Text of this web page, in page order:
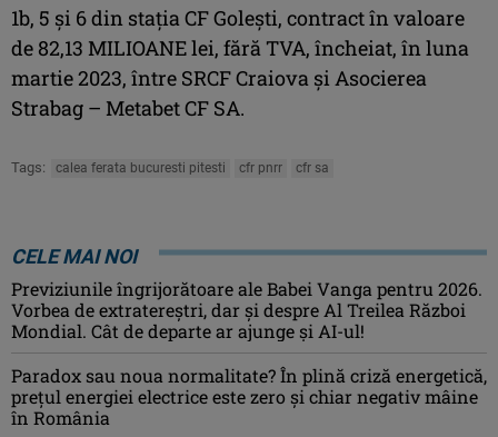
1b, 5 și 6 din stația CF Golești, contract în valoare
de 82,13 MILIOANE lei, fără TVA, încheiat, în luna
martie 2023, între SRCF Craiova și Asocierea
Strabag – Metabet CF SA.
Tags: calea ferata bucuresti pitesti cfr pnrr cfr sa
CELE MAI NOI
Previziunile îngrijorătoare ale Babei Vanga pentru 2026.
Vorbea de extratereștri, dar și despre Al Treilea Război
Mondial. Cât de departe ar ajunge și AI-ul!
Paradox sau noua normalitate? În plină criză energetică,
prețul energiei electrice este zero și chiar negativ mâine
în România